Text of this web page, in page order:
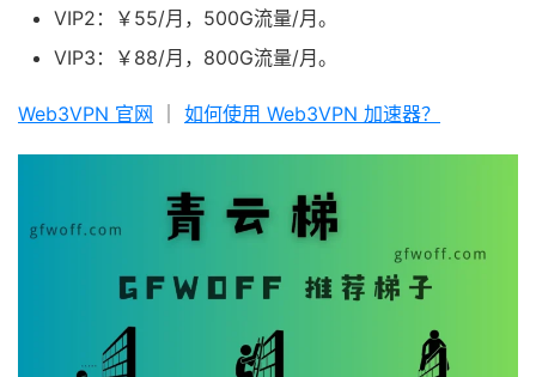
VIP2：￥55/月，500G流量/月。
VIP3：￥88/月，800G流量/月。
Web3VPN 官网 如何使用 Web3VPN 加速器？